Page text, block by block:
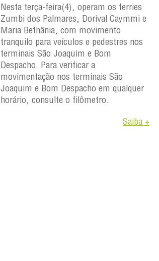
Nesta terça-feira(4), operam os ferries
Zumbi dos Palmares, Dorival Caymmi e
Maria Bethânia, com movimento
tranquilo para veículos e pedestres nos
terminais São Joaquim e Bom
Despacho. Para verificar a
movimentação nos terminais São
Joaquim e Bom Despacho em qualquer
horário, consulte o filômetro.
Saiba +